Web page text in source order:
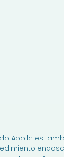
Apollo es